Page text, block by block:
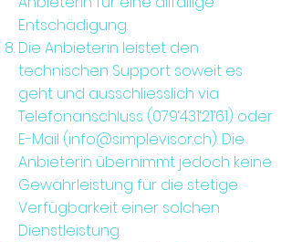
Entschädigung.
Die Anbieterin leistet den
technischen Support soweit es
geht und ausschliesslich via
Telefonanschluss (079‘431‘21’61) oder
E-Mail (info@simplevisor.ch). Die
Anbieterin übernimmt jedoch keine
Gewährleistung für die stetige
Verfügbarkeit einer solchen
Dienstleistung.